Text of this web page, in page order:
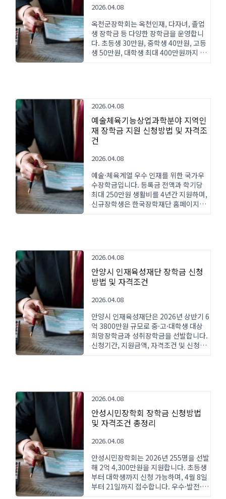
2026.04.08
옥천군장학회는 옥천인재, 다자녀, 졸업
생 장학금 등 다양한 장학금을 운영합니
다. 초등생 30만원, 중학생 40만원, 고등
생 50만원, 대학생 최대 400만원까지 지
2026.04.08
예술체육기능상업과학분야 지역인
재 장학금 지원 신청방법 및 자격조
건
2026.04.08
예술·체육계열 우수 인재를 위한 국가우
수장학금입니다. 등록금 전액과 학기당
최대 250만원 생활비를 4년간 지원하며,
신규장학생은 한국장학재단 홈페이지를
2026.04.08
안양시 인재육성재단 장학금 신청
방법 및 자격조건
2026.04.08
안양시 인재육성재단은 2026년 상반기 6
억 3800만원 규모로 중·고·대학생 대상
희망장학금과 성취장학금을 선발합니다.
신청기간, 지원금액, 자격조건 및 신청방
2026.04.08
안성시민장학회 장학금 신청방법
및 자격조건 총정리
2026.04.08
안성시민장학회는 2026년 255명을 선발
해 2억 4,300만원을 지원합니다. 초등생
부터 대학생까지 신청 가능하며, 4월 8일
부터 21일까지 접수합니다. 우수·발전·